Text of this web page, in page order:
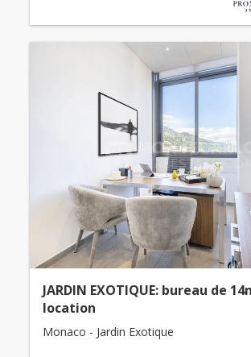
JARDIN EXOTIQUE: bureau de
location
Monaco - Jardin Exotique